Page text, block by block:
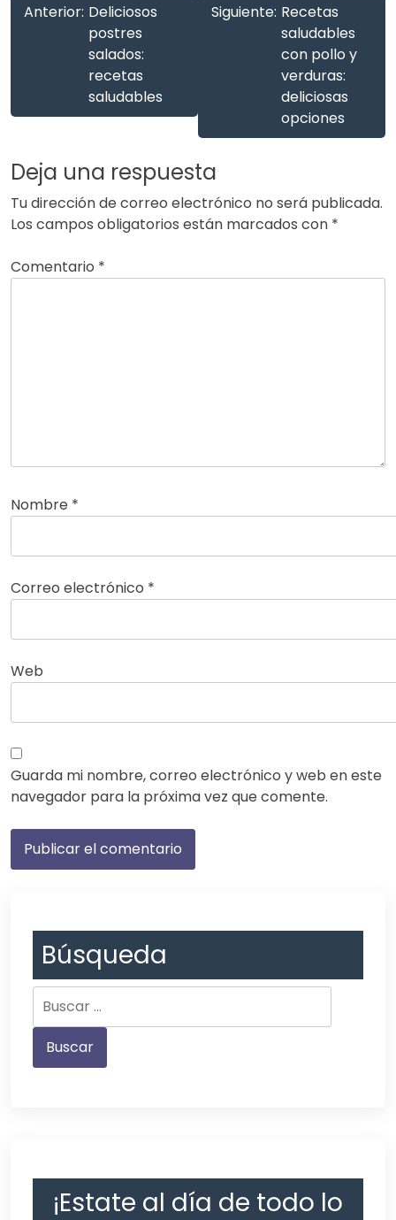
Anterior: Deliciosos
postres
salados:
recetas
saludables
Siguiente: Recetas
saludables
con pollo y
verduras:
deliciosas
opciones
Deja una respuesta
Tu dirección de correo electrónico no será publicada.
Los campos obligatorios están marcados con *
Comentario *
Nombre *
Correo electrónico *
Web
Guarda mi nombre, correo electrónico y web en este
navegador para la próxima vez que comente.
Búsqueda
¡Estate al día de todo lo